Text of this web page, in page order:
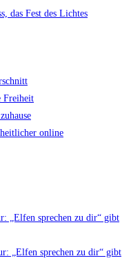
das Fest des Lichtes
Freiheit
online
„Elfen sprechen zu dir“ gibt
„Elfen sprechen zu dir“ gibt